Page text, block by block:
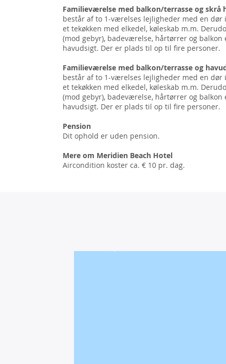
Familieværelse med balkon/terrasse og skrå
består af to 1-værelses lejligheder med en
et tekøkken med elkedel, køleskab m.m.
(mod gebyr), badeværelse, hårtørrer og
havudsigt. Der er plads til op til fire personer.
Familieværelse med balkon/terrasse og
består af to 1-værelses lejligheder med en
et tekøkken med elkedel, køleskab m.m.
(mod gebyr), badeværelse, hårtørrer og
havudsigt. Der er plads til op til fire personer.
Pension
Dit ophold er uden pension.
Mere om Meridien Beach Hotel
Aircondition koster ca. € 10 pr. dag.